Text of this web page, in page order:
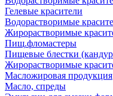
Гелевые красители
Водорастворимые
Жирорастворимые
Пищ.фломастеры
Пищевые блестки
Жирорастворимые
Масложировая продукция
Масло, спреды